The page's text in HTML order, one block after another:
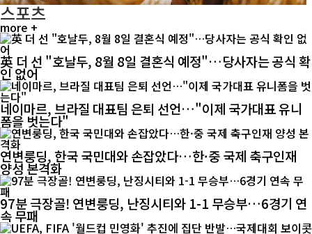
스포츠
more +
英 더 선 "호날두, 8월 8일 결혼식 예정"…당사자는 공식 확
인 없어
네이마르, 브라질 대표팀 은퇴 선언…"이제 국가대표 유니
폼을 벗는다"
연변룽딩, 한국 국민대와 손잡았다…한·중 국제 축구인재
양성 본격화
97분 극장골! 연변룽딩, 난징시티와 1-1 무승부…6경기 연
속 무패